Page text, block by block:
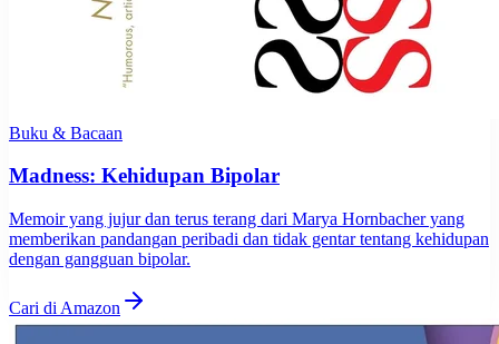
Buku & Bacaan
Madness: Kehidupan Bipolar
Memoir yang jujur dan terus terang dari Marya Hornbacher yang
memberikan pandangan peribadi dan tidak gentar tentang kehidupan
dengan gangguan bipolar.
Cari di Amazon